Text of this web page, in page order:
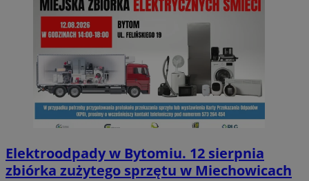
Elektroodpady w Bytomiu. 12 sierpnia
zbiórka zużytego sprzętu w Miechowicach